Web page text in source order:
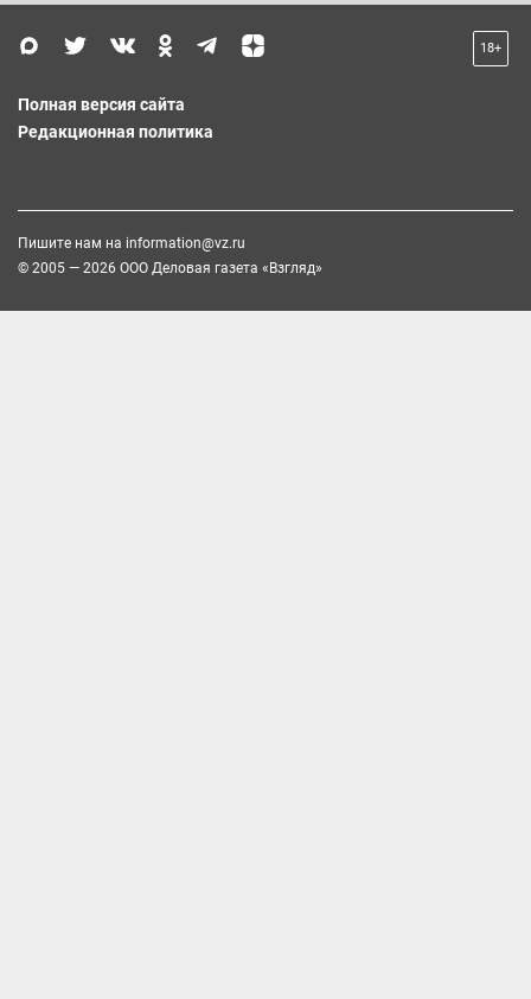
18+
Полная версия сайта
Редакционная политика
Пишите нам на information@vz.ru
© 2005 — 2026 ООО Деловая газета «Взгляд»